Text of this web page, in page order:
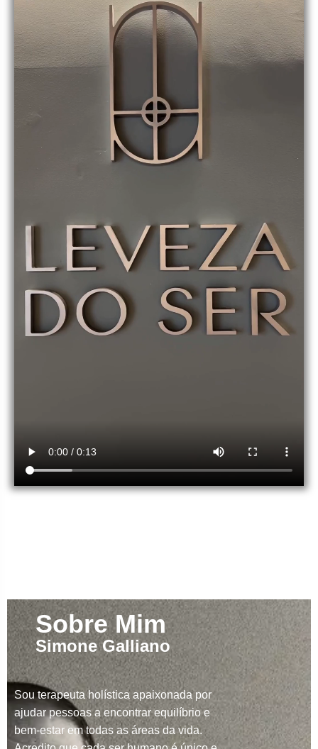
Sobre Mim
Simone Galliano
Sou terapeuta holística apaixonada por
ajudar pessoas a encontrar equilíbrio e
bem-estar em todas as áreas da vida.